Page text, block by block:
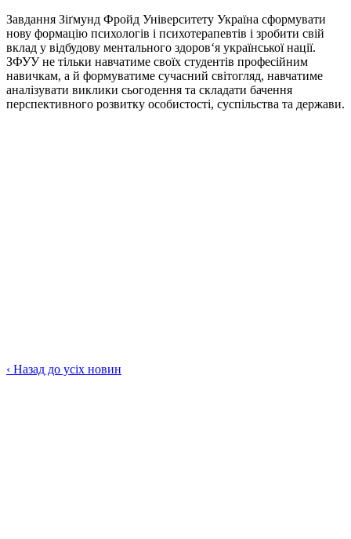
Завдання Зіґмунд Фройд Університету Україна сформувати
нову формацію психологів і психотерапевтів і зробити свій
вклад у відбудову ментального здоров‘я української нації.
ЗФУУ не тільки навчатиме своїх студентів професійним
навичкам, а й формуватиме сучасний світогляд, навчатиме
аналізувати виклики сьогодення та складати бачення
перспективного розвитку особистості, суспільства та держави.
‹ Назад до усіх новин